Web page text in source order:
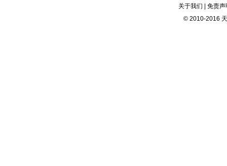
关于我们 | 免责
© 2010-2016